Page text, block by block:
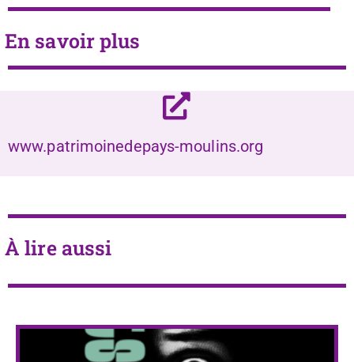
En savoir plus
www.patrimoinedepays-moulins.org
À lire aussi